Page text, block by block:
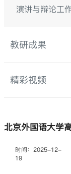
演讲与辩论工
教研成果
精彩视频
北京外国语大学
时间：2025-12-
19